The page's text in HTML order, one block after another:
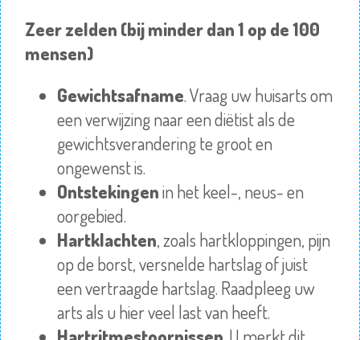
Zeer zelden (bij minder dan 1 op de 100
mensen)
Gewichtsafname. Vraag uw huisarts om
een verwijzing naar een diëtist als de
gewichtsverandering te groot en
ongewenst is.
Ontstekingenin het keel-, neus- en
oorgebied.
Hartklachten, zoals hartkloppingen, pijn
op de borst, versnelde hartslag of juist
een vertraagde hartslag. Raadpleeguw
arts als u hier veel last van heeft.